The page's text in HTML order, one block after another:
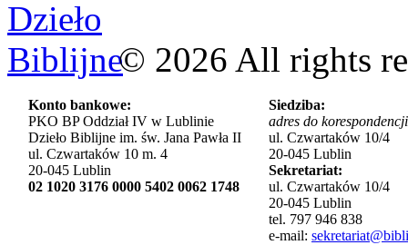
© 2026 All rights
Konto bankowe:
PKO BP Oddział IV w Lublinie
Dzieło Biblijne im. św. Jana Pawła II
ul. Czwartaków 10 m. 4
20-045 Lublin
02 1020 3176 0000 5402 0062 1748
Siedziba:
adres do
ul. Czwartaków 10/4
20-045 Lublin
Sekretariat:
ul. Czwartaków 10/4
20-045 Lublin
tel. 797 946 838
e-mail: